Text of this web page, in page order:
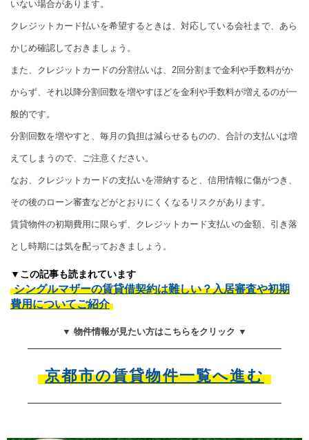
いない場合があります。
クレジットカード払いを希望するときは、対応している会社まで、あら
かじめ確認しておきましょう。
また、クレジットカードの分割払いは、2回分割まで金利や手数料がか
からず、それ以降分割回数を増やすほどを金利や手数料が増えるのが一
般的です。
分割回数を増やすと、毎月の負担は減らせるものの、合計の支払いは増
えてしまうので、ご注意ください。
なお、クレジットカードの支払いを滞納すると、信用情報に傷がつき、
その後のローン審査などがとおりにくくなるリスクがあります。
賃貸物件の初期費用に限らず、クレジットカード支払いの金額、引き落
とし時期には気を配っておきましょう。
▼この記事も読まれています
シングルマザーの賃貸借契約は難しい？入居審査や初期
費用についてご紹介
▼ 物件情報が見たい方はこちらをクリック ▼
京都市の賃貸物件一覧へ進む